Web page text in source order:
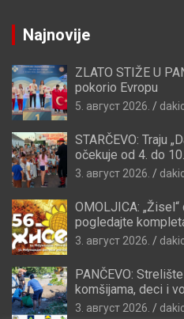
Najnovije
ZLATO STIŽE U
pokorio Evropu
5. август 2026.
STARČEVO: Traju
očekuje od 4. do
3. август 2026.
OMOLJICA:
pogledajte
3. август 2026.
PANČEVO:
komšijama, deci i
3. август 2026.